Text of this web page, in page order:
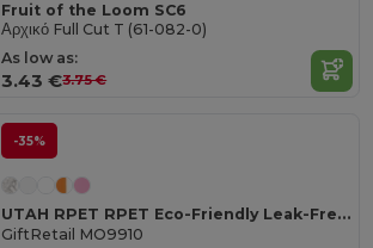
Fruit of the Loom SC6
Αρχικό Full Cut T (61-082-0)
As low as:
3.43 €3.75 €
-35%
UTAH RPET RPET Eco-Friendly Leak-Free 500ml RPET Water Bottle
GiftRetail MO9910